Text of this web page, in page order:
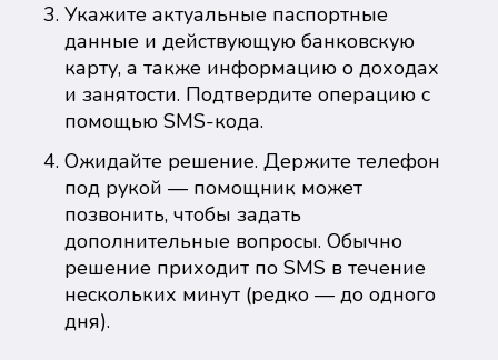
Укажите актуальные паспортные
данные и действующую банковскую
карту, а также информацию о доходах
и занятости. Подтвердите операцию с
помощью SMS-кода.
Ожидайте решение. Держите телефон
под рукой — помощник может
позвонить, чтобы задать
дополнительные вопросы. Обычно
решение приходит по SMS в течение
нескольких минут (редко — до одного
дня).